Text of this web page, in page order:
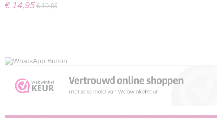
€ 14,95 € 19,95